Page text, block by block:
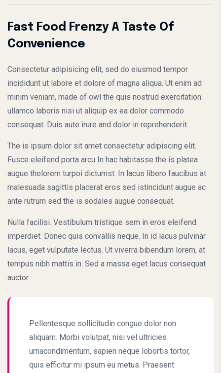
Fast Food Frenzy A Taste Of
Convenience
Consectetur adipisicing elit, sed do eiusmod tempor
incididunt ut labore et dolore of magna aliqua. Ut enim ad
minim veniam, made of owl the quis nostrud exercitation
ullamco laboris nisi ut aliquip ex ea dolor commodo
consequat. Duis aute irure and dolor in reprehenderit.
The is ipsum dolor sit amet consectetur adipiscing elit.
Fusce eleifend porta arcu In hac habitasse the is platea
augue thelorem turpoi dictumst. In lacus libero faucibus at
malesuada sagittis placerat eros sed istincidunt augue ac
ante rutrum sed the is sodales augue consequat.
Nulla facilisi. Vestibulum tristique sem in eros eleifend
imperdiet. Donec quis convallis neque. In id lacus pulvinar
lacus, eget vulputate lectus. Ut viverra bibendum lorem, at
tempus nibh mattis in. Sed a massa eget lacus consequat
auctor.
Pellentesque sollicitudin congue dolor non
aliquam. Morbi volutpat, nisi vel ultricies
urnacondimentum, sapien neque lobortis tortor,
quis efficitur mi ipsum eu metus. Praesent